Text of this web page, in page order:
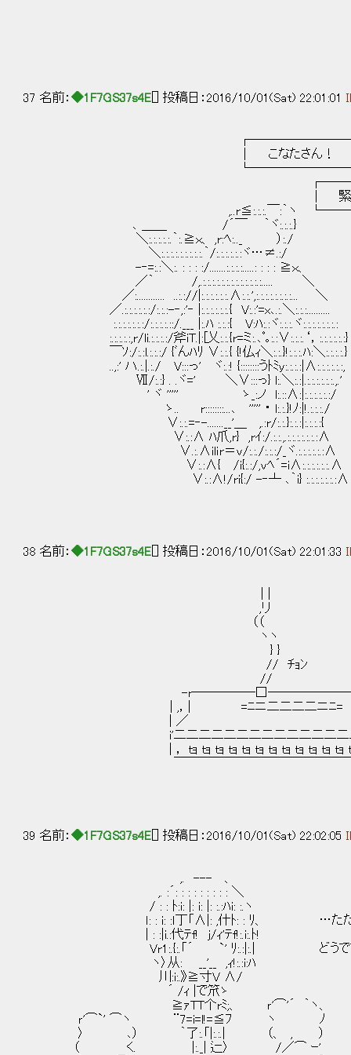
37 名前： ◆1F7GS37s4E [] 投稿日：2016/10/01(Sat) 22:01:01
│ こなたさん！
│ 緊急通信用ケーブルを
,..r≦:.:.:.￣:｀ヽ
､ ＿＿ /´￣ ｀ヾ:.:.:.}
＼:.:.:.:.:.｀:.≧ｘ、 ,r:ﾍ:.._ ）:./
＼:.:.:.:.:.:.:.:.:.｀/:.:.:.:.:.:ヾ…≠.:/
-‐=:.:＼:. : : : :/.......:.:.:.:.....: : : : ≧ｘ、
／｀ /,.:.:.:.:.:.:.:.:.:.:.:.:.:..... ＼
／:............ ..:.://|:.:.:.:.:.:.∧:.:.',:.:.:.:.:.:.:.:... ＼
／.:.:.:.:.:.:/:.:.:-‐,:'‐ |:.:.:.:.:.:.{ V:.:'=x､.:.＼:.:.:..........
:.:.:.:.:.:.:/:.:.:.:.::/.___ |:.ﾊ :.:.:{ V:ﾊ:.:ヾ:.:.:.ヾ:.:.:.:.:.:.:.:
:.:.:.:.:,r/li.:.:.:.:/斧iT.|:[乂:.:.{r=ミ:.､ﾟ｡:.:∨:.:.:.‘，:.:.:.:.:.:}
￣ｿ:/:.:l.:.:.:/ {ﾞんﾊﾘ ∨:.:.{ {!仏ｨ＼:.:.}!:.:.:.ﾊ:＼:.:.:.:.}
..,:' ハ.:.|.:./ V:::っ' ヾ:.:! {::::::::うﾄﾐy:.:.:.:|∧:.:.:.:.:.:,
Ⅶ/:.:} . .ヾ=' ＼∨:::っ} l:.＼:.:|.:.:.:.:.:.:.,.'
' ヾ ''''' ゝ_:ノ l:.::∧:|:.:.:.:.:.:/
ゝ.. r::::::::...､ ''''' ・ l:.:.}!ﾉ:|!.:.:.:./
∨:.:.=‐-.......__'＿ ,.:r/
∨:.:∧ ﾊ爪,r} ,rｲ:/.:.:.,.:.:.:.:.:.:.:∧
∨.:.∧ilｉr＝v/:.:./:.:.:/_ヾ.:.:.:.:.:.:∧
∨:.:∧{ /i{:.:/,vﾍ´=i∧:.:.:.:.:.:.∧
∨:.:∧!/ri{:/ -‐┴ ､｀i} :.:.:.:.:.:.:∧
38 名前： ◆1F7GS37s4E [] 投稿日：2016/10/01(Sat) 22:01:33
,リ
（（
ヽヽ
} }
// ﾁｮﾝ
//
-
| ,，| =ﾆニ二二二二ニﾆ
| ／ ＼
i'二二二二二二二二二二二二二二二二
| ， ｔｮ ｔｮ ｔｮ ｔｮ ｔｮ ｔｮ ｔｮ ｔｮ ｔｮ ｔｮ ｔｮ ｔｮ ｔｮ
39 名前： ◆1F7GS37s4E [] 投稿日：2016/10/01(Sat) 22:02:05
,. --- 、
,. :´: : : : : : : : : ＼
/ : : ﾄ:i: |: i: |: :.:ﾊi: :.ヽ
ｌ: : i: :ｌ丁「∧|: ,什ﾄ: : ﾘ、 …ただいま
| : :|i.:代ﾃf! j/ｨ'ﾃf!:.i:.ﾄ!
Vr1:.{:.「´ `' ﾘ:.:|:.| どうですか
ヽ〉从: __'__ ,ｨ!:.:i:ﾊ
川:i:.》≧寸V ∧/
´ /ｨ |で笊ゝ
≧ｧTT个rﾐ;、 ｒ'⌒'´ ｀ヽ、
ｒ'⌒`' ⌒ヽ ¨7=i=l!=≦ﾌ ヽ ﾉ
〉 ､） ｀了:.「|:.:.| （、 , ）
（ く. |:._| 辷〉 /／⌒ ｰ'